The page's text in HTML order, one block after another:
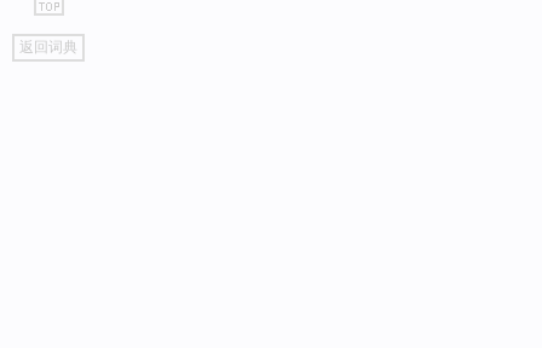
go
top
返回词典